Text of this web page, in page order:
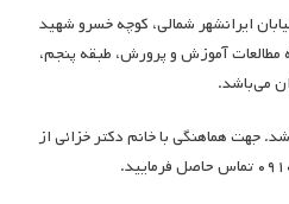
ایرانشهر شمالی، کوچه خسرو شهید
پژوهشگاه مطالعات آموزش و پرورش، طبقه پنجم،
می‌باشد.
دیدار ۴ نفر می‌باشد. جهت هماهنگی با خانم دکتر خزائی از